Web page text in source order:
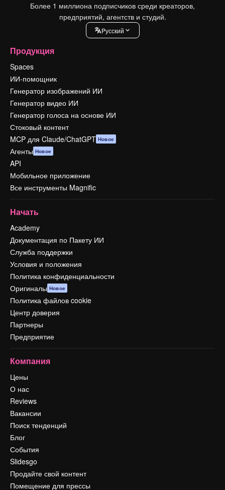
Более 1 миллиона подписчиков среди креаторов,
предприятий, агентств и студий.
Pусский
Продукция
Spaces
ИИ-помощник
Генератор изображений ИИ
Генератор видео ИИ
Генератор голоса на основе ИИ
Стоковый контент
MCP для Claude/ChatGPT Новое
Агенты Новое
API
Мобильное приложение
Все инструменты Magnific
Начать
Academy
Документация по Пакету ИИ
Служба поддержки
Условия и положения
Политика конфиденциальности
Оригиналы Новое
Политика файлов cookie
Центр доверия
Партнеры
Предприятие
Компания
Цены
О нас
Reviews
Вакансии
Поиск тенденций
Блог
События
Slidesgo
Продайте свой контент
Помещение для прессы